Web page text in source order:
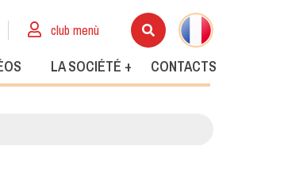
club menù
LA SOCIÉTÉ + CONTACTS